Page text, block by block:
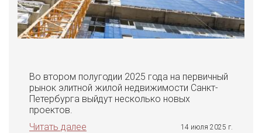
Во втором полугодии 2025 года на первичный
рынок элитной жилой недвижимости Санкт-
Петербурга выйдут несколько новых
проектов.
Читать далее
14 июля 2025 г.